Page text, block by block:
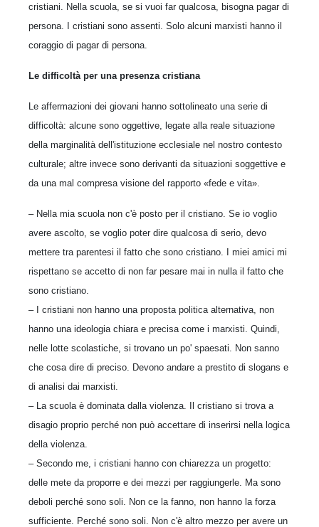
cristiani. Nella scuola, se si vuoi far qualcosa, bisogna pagar di
persona. I cristiani sono assenti. Solo alcuni marxisti hanno il
coraggio di pagar di persona.
Le difficoltà per una presenza cristiana
Le affermazioni dei giovani hanno sottolineato una serie di
difficoltà: alcune sono oggettive, legate alla reale situazione
della marginalità dell'istituzione ecclesiale nel nostro contesto
culturale; altre invece sono derivanti da situazioni soggettive e
da una mal compresa visione del rapporto «fede e vita».
– Nella mia scuola non c'è posto per il cristiano. Se io voglio
avere ascolto, se voglio poter dire qualcosa di serio, devo
mettere tra parentesi il fatto che sono cristiano. I miei amici mi
rispettano se accetto di non far pesare mai in nulla il fatto che
sono cristiano.
– I cristiani non hanno una proposta politica alternativa, non
hanno una ideologia chiara e precisa come i marxisti. Quindi,
nelle lotte scolastiche, si trovano un po' spaesati. Non sanno
che cosa dire di preciso. Devono andare a prestito di slogans e
di analisi dai marxisti.
– La scuola è dominata dalla violenza. Il cristiano si trova a
disagio proprio perché non può accettare di inserirsi nella logica
della violenza.
– Secondo me, i cristiani hanno con chiarezza un progetto:
delle mete da proporre e dei mezzi per raggiungerle. Ma sono
deboli perché sono soli. Non ce la fanno, non hanno la forza
sufficiente. Perché sono soli. Non c'è altro mezzo per avere un